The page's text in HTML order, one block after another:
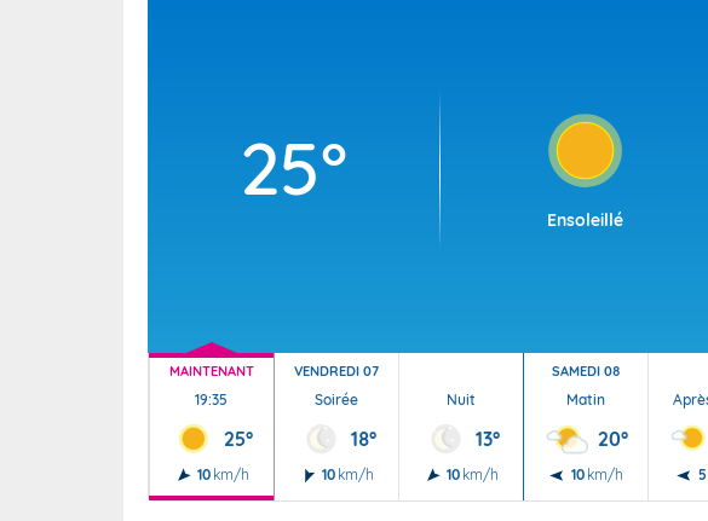
25°
Ensoleillé
MAINTENANT
19:35
25°
10 km/h
VENDREDI 07
Soirée
18°
10 km/h
Nuit
13°
10 km/h
SAMEDI 08
Matin
20°
10 km/h 5